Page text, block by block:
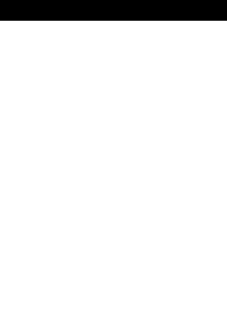
b
a
u